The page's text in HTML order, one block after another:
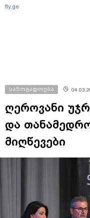
fly.ge
საზოგადოება
ღეროვანი
და
მიღწევები